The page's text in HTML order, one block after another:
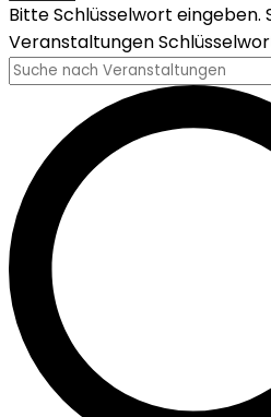
Bitte Schlüsselwort eingeben.
Veranstaltungen